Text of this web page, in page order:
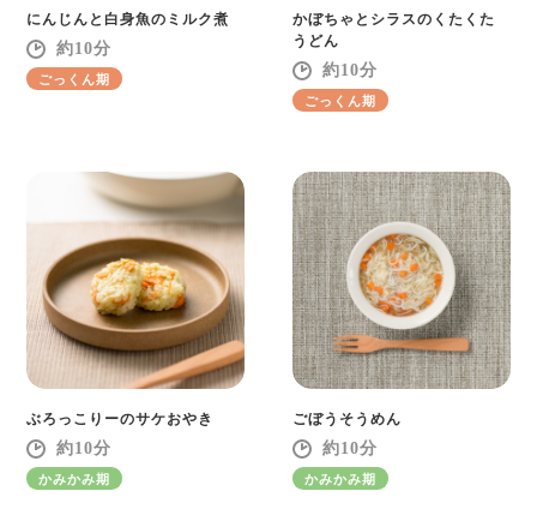
にんじんと白身魚のミルク煮
10
ごっくん期
かぼちゃとシラスのくたくた
うどん
10
ごっくん期
ぶろっこりーのサケおやき
10
かみかみ期
ごぼうそうめん
10
かみかみ期